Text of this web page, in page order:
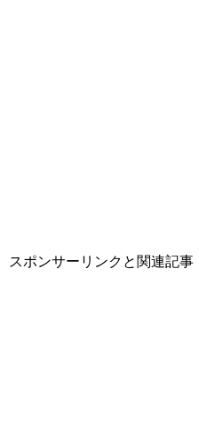
スポンサーリンクと関連記事